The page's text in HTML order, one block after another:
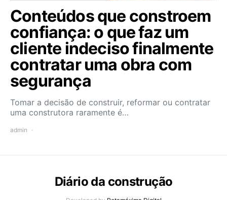
Conteúdos que constroem
confiança: o que faz um
cliente indeciso finalmente
contratar uma obra com
segurança
Tomar a decisão de construir, reformar ou contratar
uma construtora raramente é…
admin
Diário da construção